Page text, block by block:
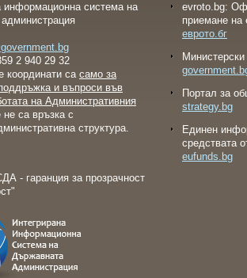
информационна система на
2 940 29 32
координати са само за
и въпроси във
на Административния
не са връзка с
структура.
- гаранция за прозрачност
evroto.bg:
приемане на
еврото.бг
Портал за
strategy.bg
Eдинен
средствата
eufunds.bg